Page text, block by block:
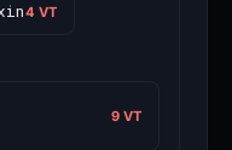
4 VT
9 VT